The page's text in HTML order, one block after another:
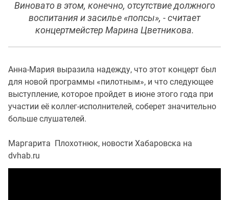
Виновато в этом, конечно, отсутствие должного
воспитания и засилье «попсы», - считает
концертмейстер Марина Цветникова.
Анна-Мария выразила надежду, что этот концерт был
для новой программы «пилотным», и что следующее
выступление, которое пройдет в июне этого года при
участии её коллег-исполнителей, соберет значительно
больше слушателей.
Маргарита Плохотнюк, новости Хабаровска на
dvhab.ru